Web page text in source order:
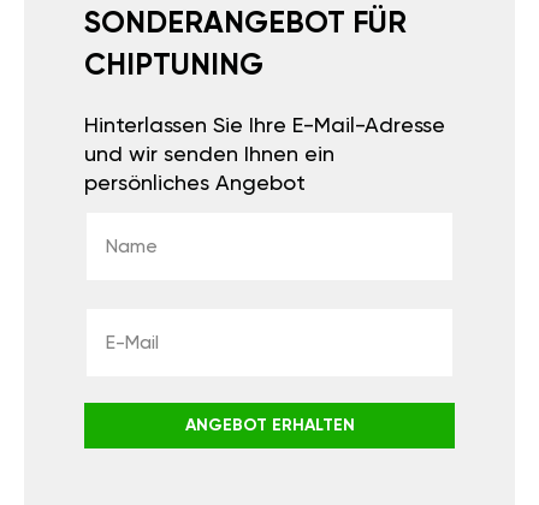
SONDERANGEBOT FÜR
CHIPTUNING
Hinterlassen Sie Ihre E-Mail-Adresse
und wir senden Ihnen ein
persönliches Angebot
ANGEBOT ERHALTEN